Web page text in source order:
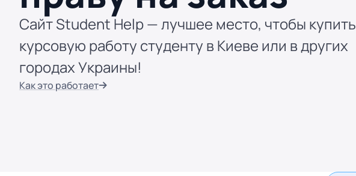
Сайт Student Help — лучшее место, чтобы купить
курсовую работу студенту в Киеве или в других
городах Украины!
Как это работает